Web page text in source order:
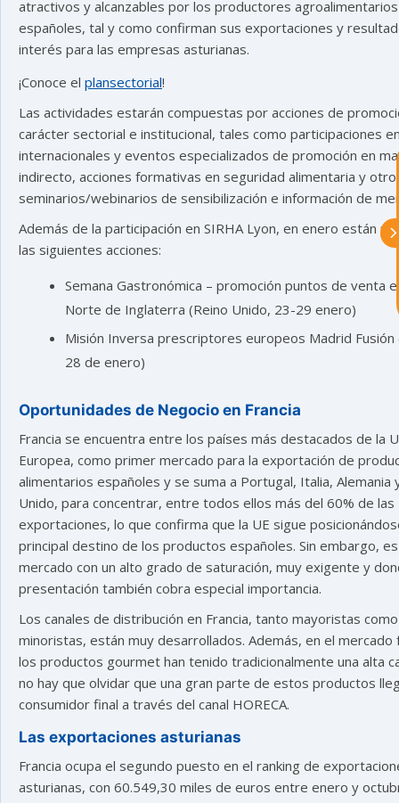
atractivos y alcanzables por los productores agroalimentarios
españoles, tal y como confirman sus exportaciones y
interés para las empresas asturianas.
¡Conoce el plansectorial!
Las actividades estarán compuestas por acciones de
carácter sectorial e institucional, tales como participaciones
internacionales y eventos especializados de promoción en
indirecto, acciones formativas en seguridad alimentaria y
seminarios/webinarios de sensibilización e información de
Además de la participación en SIRHA Lyon, en enero están
las siguientes acciones:
Semana Gastronómica – promoción puntos de venta
Norte de Inglaterra (Reino Unido, 23-29 enero)
Misión Inversa prescriptores europeos Madrid Fusión
28 de enero)
Oportunidades de Negocio en Francia
Francia se encuentra entre los países más destacados de la
Europea, como primer mercado para la exportación de
alimentarios españoles y se suma a Portugal, Italia, Alemania
Unido, para concentrar, entre todos ellos más del 60% de las
exportaciones, lo que confirma que la UE sigue
principal destino de los productos españoles. Sin embargo,
mercado con un alto grado de saturación, muy exigente y
presentación también cobra especial importancia.
Los canales de distribución en Francia, tanto mayoristas como
minoristas, están muy desarrollados. Además, en el mercado
los productos gourmet han tenido tradicionalmente una alta
no hay que olvidar que una gran parte de estos productos
consumidor final a través del canal HORECA.
Las exportaciones asturianas
Francia ocupa el segundo puesto en el ranking de
asturianas, con 60.549,30 miles de euros entre enero y
astu
¡Hola, soy Astu
Estoy aquí para
ayudarte con la internacionalización de
tu empresa e informarte sobre los
eventos y actividades que lleva a cabo
Al continuar con la Conversación,
¿En que te puedo ayudar hoy?